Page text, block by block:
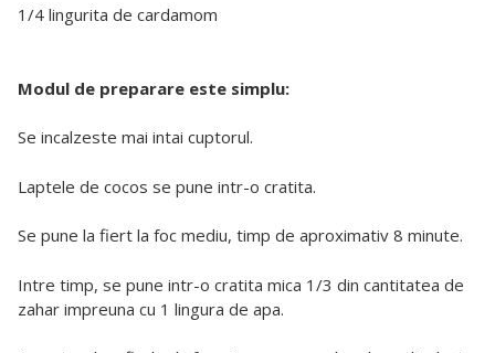
1/4 lingurita de cardamom
Modul de preparare este simplu:
Se incalzeste mai intai cuptorul.
Laptele de cocos se pune intr-o cratita.
Se pune la fiert la foc mediu, timp de aproximativ 8 minute.
Intre timp, se pune intr-o cratita mica 1/3 din cantitatea de
zahar impreuna cu 1 lingura de apa.